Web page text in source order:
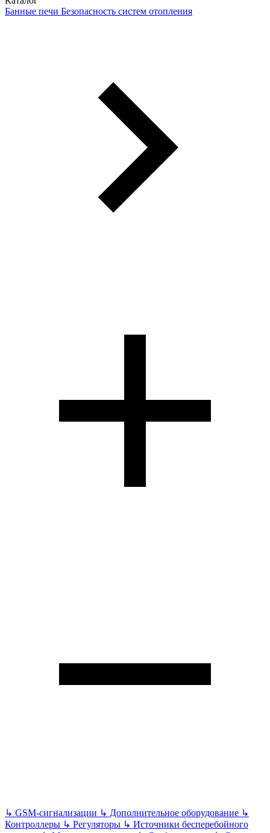
Банные печи Безопасность систем отопления
↳ GSM-сигнализации ↳ Дополнительное оборудование ↳
Контроллеры ↳ Регуляторы ↳ Источники бесперебойного